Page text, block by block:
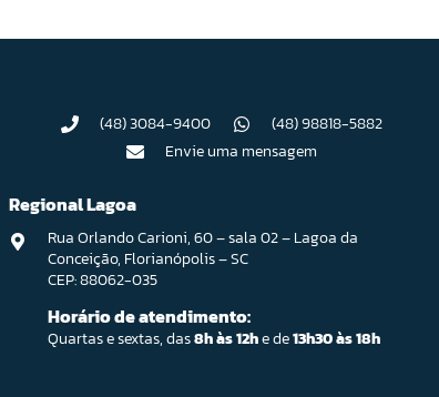
(48) 3084-9400
(48) 98818-5882
Envie uma mensagem
Regional Lagoa
Rua Orlando Carioni, 60 – sala 02 – Lagoa da
Conceição, Florianópolis – SC
CEP: 88062-035
Horário de atendimento:
Quartas e sextas, das8h às 12he de13h30 às 18h